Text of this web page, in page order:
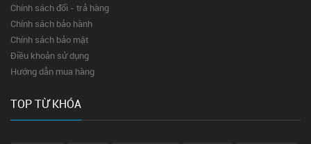
Chính sách đổi - trả hàng
Chính sách bảo hành
Chính sách bảo mật
Điều khoản sử dụng
Hướng dẫn mua hàng
TOP TỪ KHÓA